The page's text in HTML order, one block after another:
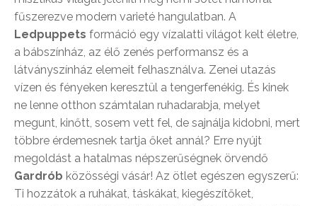
fűszerezve modern varieté hangulatban. A
Ledpuppets formáció egy vízalatti világot kelt életre,
a bábszínház, az élő zenés performansz és a
látványszínház elemeit felhasználva. Zenei utazás
vízen és fényeken keresztül a tengerfenékig. És kinek
ne lenne otthon számtalan ruhadarabja, melyet
megunt, kinőtt, sosem vett fel, de sajnálja kidobni, mert
többre érdemesnek tartja őket annál? Erre nyújt
megoldást a hatalmas népszerűségnek örvendő
Gardrób közösségi vásár! Az ötlet egészen egyszerű:
Ti hozzátok a ruhákat, táskákat, kiegészítőket,